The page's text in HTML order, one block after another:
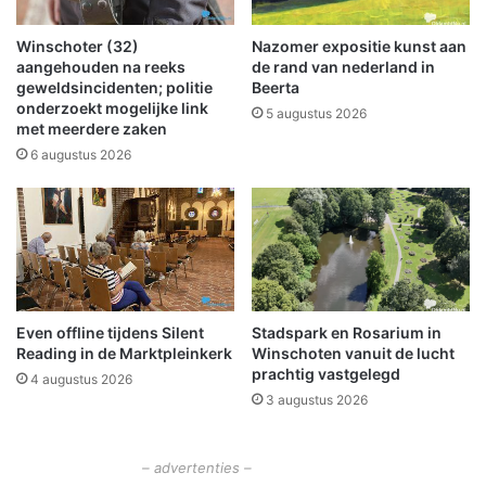
n
d
m
e
l
d
i
g
i
n
V
r
i
e
s
c
t
a
Winschoter (32)
aangehouden na reeks
geweldsincidenten; politie
onderzoekt mogelijke link
met meerdere zaken
6 augustus 2026
Nazomer expositie kunst aan
de rand van nederland in
Beerta
5 augustus 2026
Even offline tijdens Silent
Reading in de Marktpleinkerk
4 augustus 2026
Stadspark en Rosarium in
Winschoten vanuit de lucht
prachtig vastgelegd
3 augustus 2026
– advertenties –